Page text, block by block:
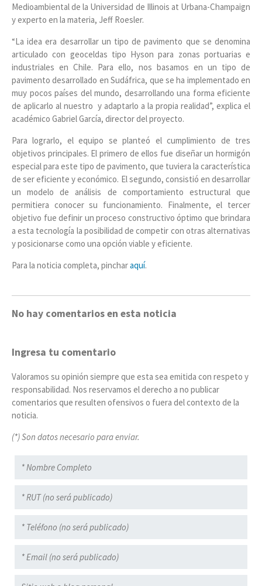
Medioambiental de la Universidad de Illinois at Urbana-Champaign
y experto en la materia, Jeff Roesler.
“La idea era desarrollar un tipo de pavimento que se denomina
articulado con geoceldas tipo Hyson para zonas portuarias e
industriales en Chile. Para ello, nos basamos en un tipo de
pavimento desarrollado en Sudáfrica, que se ha implementado en
muy pocos países del mundo, desarrollando una forma eficiente
de aplicarlo al nuestro y adaptarlo a la propia realidad”, explica el
académico Gabriel García, director del proyecto.
Para lograrlo, el equipo se planteó el cumplimiento de tres
objetivos principales. El primero de ellos fue diseñar un hormigón
especial para este tipo de pavimento, que tuviera la característica
de ser eficiente y económico. El segundo, consistió en desarrollar
un modelo de análisis de comportamiento estructural que
permitiera conocer su funcionamiento. Finalmente, el tercer
objetivo fue definir un proceso constructivo óptimo que brindara
a esta tecnología la posibilidad de competir con otras alternativas
y posicionarse como una opción viable y eficiente.
Para la noticia completa, pincharaquí.
No hay comentarios en esta noticia
Ingresa tu comentario
Valoramos su opinión siempre que esta sea emitida con respeto y
responsabilidad. Nos reservamos el derecho a no publicar
comentarios que resulten ofensivos o fuera del contexto de la
noticia.
(*) Son datos necesario para enviar.